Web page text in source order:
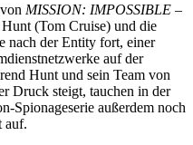
MISSION: IMPOSSIBLE –
Hunt (Tom Cruise) und die
nach der Entity fort, einer
auf der
Hunt und sein Team von
Druck steigt, tauchen in der
Spionageserie außerdem noch
auf.